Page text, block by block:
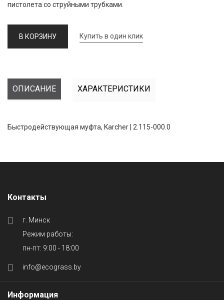
пистолета со струйными трубками.
В КОРЗИНУ Купить в один клик
ОПИСАНИЕ ХАРАКТЕРИСТИКИ
Быстродействующая муфта, Karcher | 2.115-000.0
Контакты
г. Минск
Режим работы:
пн-пт: 9:00 - 18:00
info@ecograss.by
Информация